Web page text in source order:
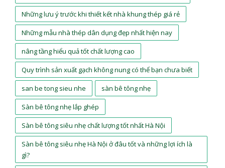
Những lưu ý trước khi thiết kết nhà khung thép giá rẻ
Những mẫu nhà thép dân dụng đẹp nhất hiện nay
nâng tầng hiểu quả tốt chất lượng cao
Quy trình sản xuất gạch không nung có thể bạn chưa biết
san be tong sieu nhe sàn bê tông nhẹ
Sàn bê tông nhẹ lắp ghép
Sàn bê tông siêu nhẹ chất lượng tốt nhất Hà Nội
Sàn bê tông siêu nhẹ Hà Nội ở đâu tốt và những lợi ích là
gì?